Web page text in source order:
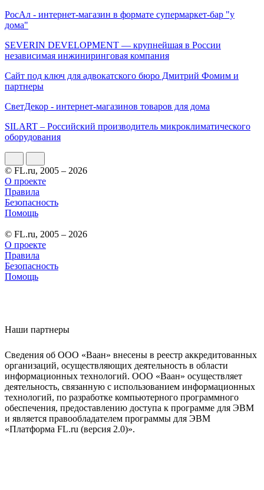
РосАл - интернет-магазин в формате супермаркет-бар "у
дома"
SEVERIN DEVELOPMENT — крупнейшая в России
независимая инжиниринговая компания
Сайт под ключ для адвокатского бюро Дмитрий Фомим и
партнеры
СветДекор - интернет-магазинов товаров для дома
SILART – Российский производитель микроклиматического
оборудования
© FL.ru, 2005 – 2026
О проекте
Правила
Безопасность
Помощь
© FL.ru, 2005 – 2026
О проекте
Правила
Безопасность
Помощь
Наши партнеры
Сведения об ООО «Ваан» внесены в реестр аккредитованных
организаций, осуществляющих деятельность в области
информационных технологий. ООО «Ваан» осуществляет
деятельность, связанную с использованием информационных
технологий, по разработке компьютерного программного
обеспечения, предоставлению доступа к программе для ЭВМ
и является правообладателем программы для ЭВМ
«Платформа FL.ru (версия 2.0)».